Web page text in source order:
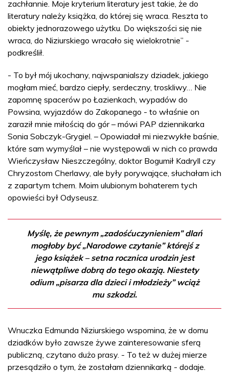
zachłannie. Moje kryterium literatury jest takie, że do
literatury należy książka, do której się wraca. Reszta to
obiekty jednorazowego użytku. Do większości się nie
wraca, do Niziurskiego wracało się wielokrotnie” -
podkreślił.
- To był mój ukochany, najwspanialszy dziadek, jakiego
mogłam mieć, bardzo ciepły, serdeczny, troskliwy… Nie
zapomnę spacerów po Łazienkach, wypadów do
Powsina, wyjazdów do Zakopanego - to właśnie on
zaraził mnie miłością do gór – mówi PAP dziennikarka
Sonia Sobczyk-Grygiel. – Opowiadał mi niezwykłe baśnie,
które sam wymyślał – nie występowali w nich co prawda
Wieńczysław Nieszczególny, doktor Bogumił Kadryll czy
Chryzostom Cherlawy, ale były porywające, słuchałam ich
z zapartym tchem. Moim ulubionym bohaterem tych
opowieści był Odyseusz.
Myślę, że pewnym „zadośćuczynieniem” dlań
mogłoby być „Narodowe czytanie” którejś z
jego książek – setna rocznica urodzin jest
niewątpliwe dobrą do tego okazją. Niestety
odium „pisarza dla dzieci i młodzieży” wciąż
mu szkodzi.
Wnuczka Edmunda Niziurskiego wspomina, że w domu
dziadków było zawsze żywe zainteresowanie sferą
publiczną, czytano dużo prasy. - To też w dużej mierze
przesądziło o tym, że zostałam dziennikarką - dodaje.